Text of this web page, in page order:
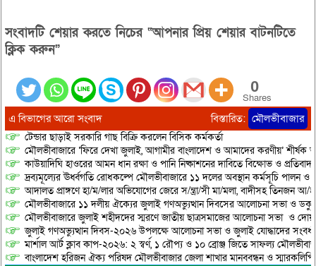
সংবাদটি শেয়ার করতে নিচের “আপনার প্রিয় শেয়ার বাটনটিতে
ক্লিক করুন”
0
Shares
এ বিভাগের আরো সংবাদ বিস্তারিত: মৌলভীবাজার
টেন্ডার ছাড়াই সরকারি গাছ বিক্রি করলেন বিসিক কর্মকর্তা
মৌলভীবাজারে ‘ফিরে দেখা জুলাই, আগামীর বাংলাদেশ ও আমাদের করণীয়’ শীর্ষক
কাউয়াদিঘি হাওরের আমন ধান রক্ষা ও পানি নিষ্কাশনের দাবিতে বিক্ষোভ ও
দ্রব্যমূল্যের ঊর্ধ্বগতি রোধকল্পে মৌলভীবাজারে ১১ দলের অবস্থান কর্মসূচি পালন ও
আদালত প্রাঙ্গণে হা/ম/লার অভিযোগের জেরে স/ন্ত্রা/সী মা/মলা, বাদীসহ তিনজন আ/
মৌলভীবাজারে ১১ দলীয় ঐক্যের জুলাই গণঅভ্যুত্থান দিবসের আলোচনা সভা ও
মৌলভীবাজারে জুলাই শহীদদের স্মরণে জাতীয় ছাত্রসমাজের আলোচনা সভা ও
জুলাই গণঅভ্যুত্থান দিবস-২০২৬ উপলক্ষে আলোচনা সভা ও জুলাই যোদ্ধাদের
মার্শাল আর্ট ক্লাব কাপ-২০২৬: ২ স্বর্ণ, ১ রৌপ্য ও ১০ ব্রোঞ্জ জিতে সাফল্য
বাংলাদেশ হরিজন ঐক্য পরিষদ মৌলভীবাজার জেলা শাখার মানববন্ধন ও স্মারকলিপি